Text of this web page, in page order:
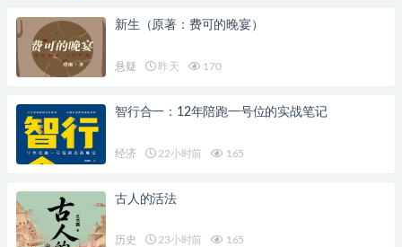
新生（原著：费可的晚宴）
悬疑 昨天 170
智行合一：12年陪跑一号位的实战笔记
经济 22小时前 165
古人的活法
历史 23小时前 165